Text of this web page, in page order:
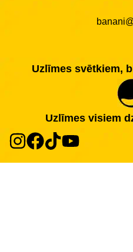
Uzlīmes svētkiem,
Uzlīmes visiem